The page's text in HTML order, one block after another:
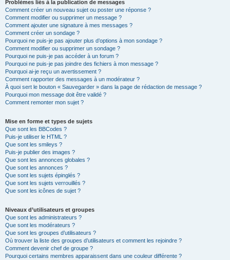
Problèmes liés à la publication de messages
Comment créer un nouveau sujet ou poster une réponse ?
Comment modifier ou supprimer un message ?
Comment ajouter une signature à mes messages ?
Comment créer un sondage ?
Pourquoi ne puis-je pas ajouter plus d’options à mon sondage ?
Comment modifier ou supprimer un sondage ?
Pourquoi ne puis-je pas accéder à un forum ?
Pourquoi ne puis-je pas joindre des fichiers à mon message ?
Pourquoi ai-je reçu un avertissement ?
Comment rapporter des messages à un modérateur ?
À quoi sert le bouton « Sauvegarder » dans la page de rédaction de message ?
Pourquoi mon message doit être validé ?
Comment remonter mon sujet ?
Mise en forme et types de sujets
Que sont les BBCodes ?
Puis-je utiliser le HTML ?
Que sont les smileys ?
Puis-je publier des images ?
Que sont les annonces globales ?
Que sont les annonces ?
Que sont les sujets épinglés ?
Que sont les sujets verrouillés ?
Que sont les icônes de sujet ?
Niveaux d’utilisateurs et groupes
Que sont les administrateurs ?
Que sont les modérateurs ?
Que sont les groupes d’utilisateurs ?
Où trouver la liste des groupes d’utilisateurs et comment les rejoindre ?
Comment devenir chef de groupe ?
Pourquoi certains membres apparaissent dans une couleur différente ?